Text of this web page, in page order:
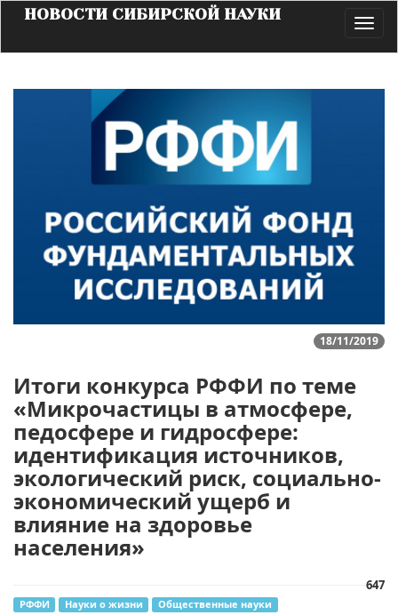
НОВОСТИ СИБИРСКОЙ НАУКИ
18/11/2019
Итоги конкурса РФФИ по теме
«Микрочастицы в атмосфере,
педосфере и гидросфере:
идентификация источников,
экологический риск, социально-
экономический ущерб и
влияние на здоровье
населения»
647
РФФИ Науки о жизни Общественные науки